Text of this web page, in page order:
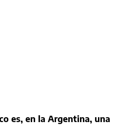
es, en la Argentina, una